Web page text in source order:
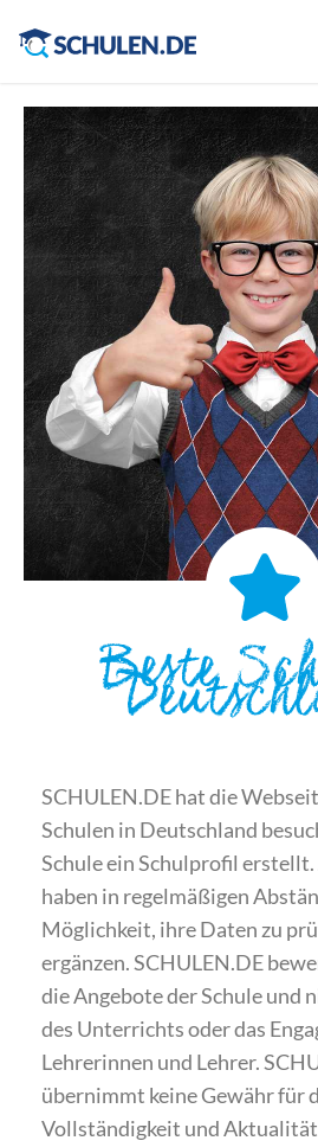
Beste
SCHULEN.DE hat die
Schulen in Deutschland
Schule ein Schulprofil erstellt.
haben in regelmäßigen
Möglichkeit, ihre Daten zu
ergänzen. SCHULEN.DE
die Angebote der Schule und
des Unterrichts oder das
Lehrerinnen und Lehrer.
übernimmt keine Gewähr für
Vollständigkeit und